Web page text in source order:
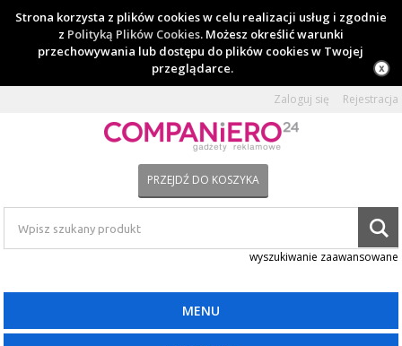
Strona korzysta z plików cookies w celu realizacji usług i zgodnie
z Polityką Plików Cookies. Możesz określić warunki
przechowywania lub dostępu do plików cookies w Twojej
przeglądarce.
Zaloguj się Rejestracja
PRZEJDŹ DO KOSZYKA
wyszukiwanie zaawansowane
MENU